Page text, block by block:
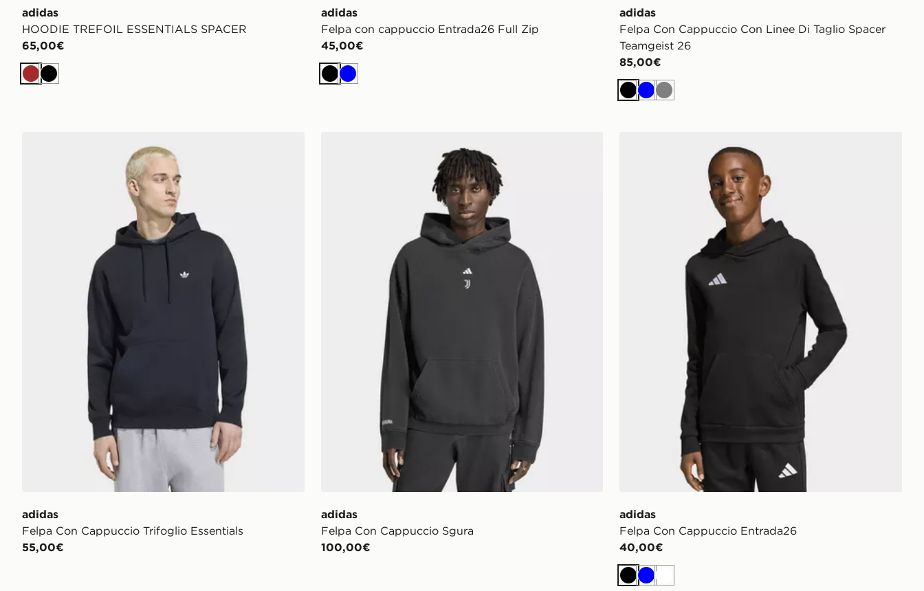
adidas
HOODIE TREFOIL ESSENTIALS SPACER
65,00€
Marrone
Nero
adidas
Felpa con cappuccio Entrada26 Full Zip
45,00€
Nero
Blu
adidas
Felpa Con Cappuccio Con Linee Di Taglio Spacer
Teamgeist 26
85,00€
NeroBluGrigio
adidas
Felpa Con Cappuccio Trifoglio Essentials
55,00€
adidas
Felpa Con Cappuccio Sgura
100,00€
adidas
Felpa Con Cappuccio Entrada26
40,00€
NeroBluBianco